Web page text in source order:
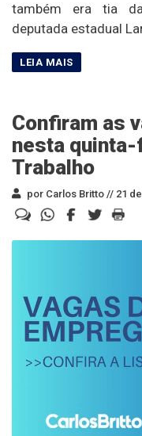
também era tia
deputada estadual
Confiram as
nesta quinta-
Trabalho
por Carlos Britto // 21